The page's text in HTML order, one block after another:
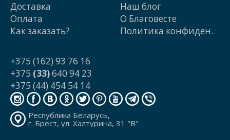
Доставка
Оплата
Как заказать?
Наш блог
О Благовесте
Политика конфиден.
+375 (162) 93 76 16
+375 (33)640 94 23
+375 (44) 454 54 14
Республика Беларусь,
г. Брест, ул. Халтурина, 31 "В"